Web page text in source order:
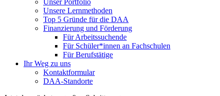
Unser Portfolio
Unsere Lernmethoden
Top 5 Gründe für die DAA
Finanzierung und Förderung
Für Arbeitssuchende
Für Schüler*innen an Fachschulen
Für Berufstätige
Ihr Weg zu uns
Kontaktformular
DAA-Standorte